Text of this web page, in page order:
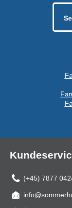
(+45) 7877